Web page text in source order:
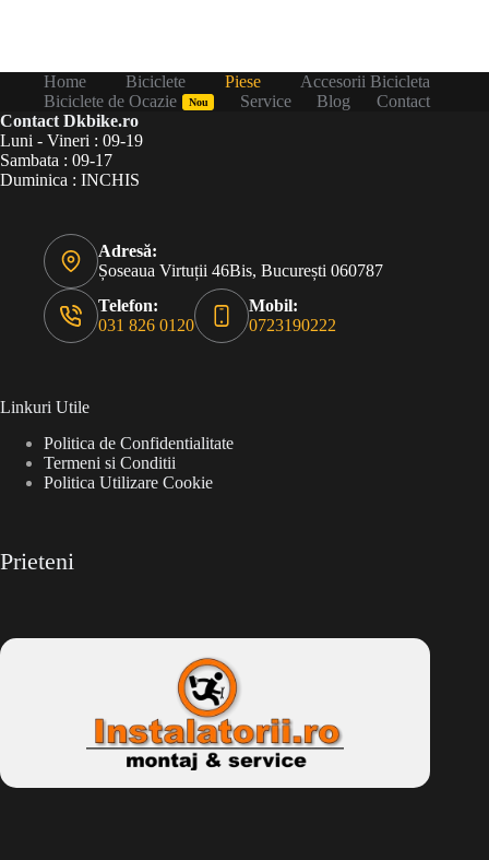
Home Biciclete Piese
Accesorii Bicicleta
Biciclete de Ocazie
Nou Service Blog
Contact
Contact Dkbike.ro
Luni - Vineri : 09-19
Sambata : 09-17
Duminica : INCHIS
Adresă:
Șoseaua Virtuții 46Bis, București 060787
Telefon:
031 826 0120
Mobil:
0723190222
Linkuri Utile
Politica de Confidentialitate
Termeni si Conditii
Politica Utilizare Cookie
Prieteni